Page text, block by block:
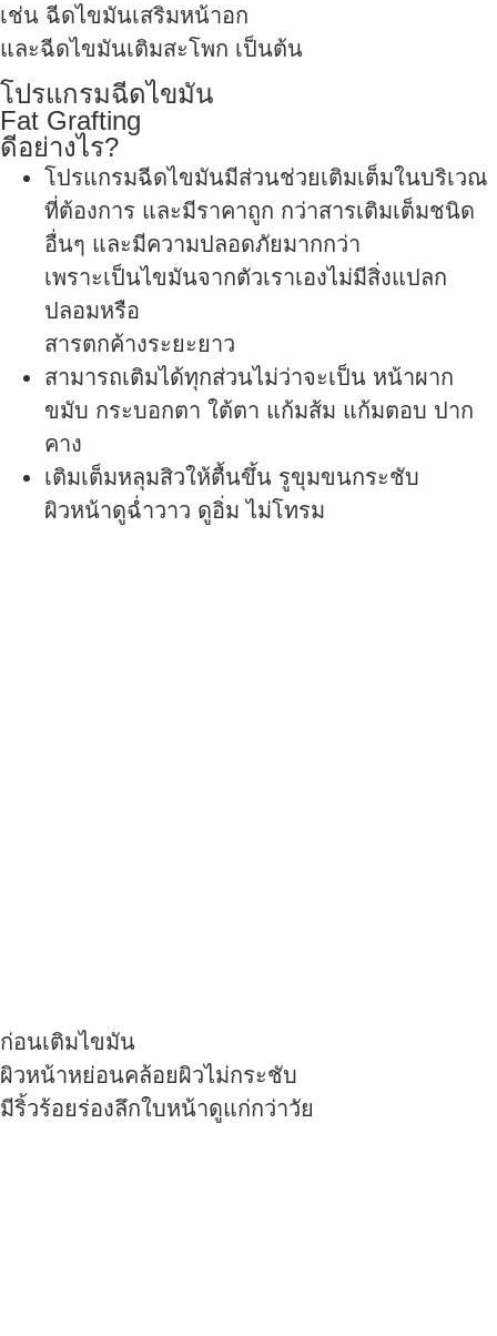
เช่น ฉีดไขมันเสริมหน้าอก
และฉีดไขมันเติมสะโพก เป็นต้น
โปรแกรมฉีดไขมัน
Fat Grafting
ดีอย่างไร?
โปรแกรมฉีดไขมันมีส่วนช่วยเติมเต็มในบริเวณ
ที่ต้องการ และมีราคาถูก กว่าสารเติมเต็มชนิด
อื่นๆ และมีความปลอดภัยมากกว่า
เพราะเป็นไขมันจากตัวเราเองไม่มีสิ่งแปลก
ปลอมหรือ
สารตกค้างระยะยาว
สามารถเติมได้ทุกส่วนไม่ว่าจะเป็น หน้าผาก
ขมับ กระบอกตา ใต้ตา แก้มส้ม แก้มตอบ ปาก
คาง
เติมเต็มหลุมสิวให้ตื้นขึ้น รูขุมขนกระชับ
ผิวหน้าดูฉ่ำวาว ดูอิ่ม ไม่โทรม
ก่อนเติมไขมัน
ผิวหน้าหย่อนคล้อยผิวไม่กระชับ
มีริ้วร้อยร่องลึกใบหน้าดูแก่กว่าวัย